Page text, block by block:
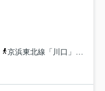
京浜東北線「川口」駅 徒歩17分